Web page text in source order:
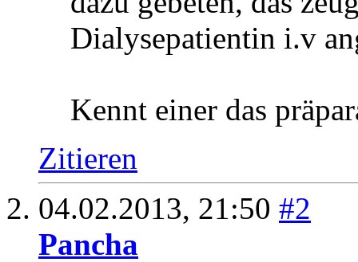
neigen zu behaupten,
Google findet dazu
'micozym' drin sein
garnicht.
Eine